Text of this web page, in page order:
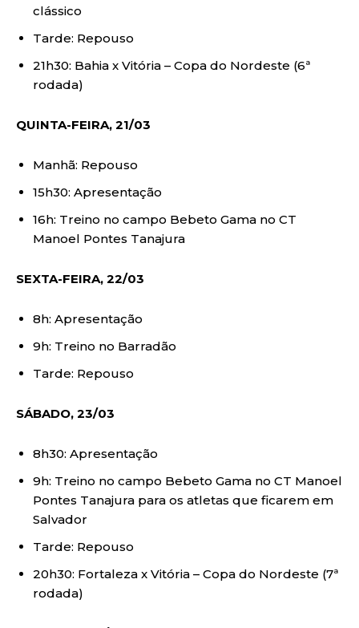
clássico
Tarde: Repouso
21h30: Bahia x Vitória – Copa do Nordeste (6ª
rodada)
QUINTA-FEIRA, 21/03
Manhã: Repouso
15h30: Apresentação
16h: Treino no campo Bebeto Gama no CT
Manoel Pontes Tanajura
SEXTA-FEIRA, 22/03
8h: Apresentação
9h: Treino no Barradão
Tarde: Repouso
SÁBADO, 23/03
8h30: Apresentação
9h: Treino no campo Bebeto Gama no CT Manoel
Pontes Tanajura para os atletas que ficarem em
Salvador
Tarde: Repouso
20h30: Fortaleza x Vitória – Copa do Nordeste (7ª
rodada)